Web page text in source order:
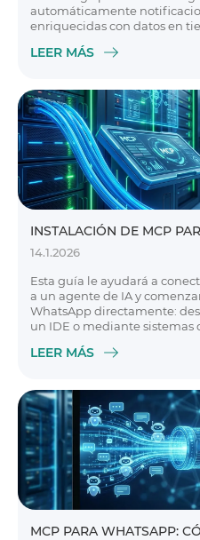
automáticamente
enriquecidas con datos en
LEER MÁS
INSTALACIÓN DE MCP
14.1.2026
Esta guía le ayudará a
a un agente de IA y
WhatsApp directamente:
un IDE o mediante sistemas
LEER MÁS
MCP PARA WHATSAPP: